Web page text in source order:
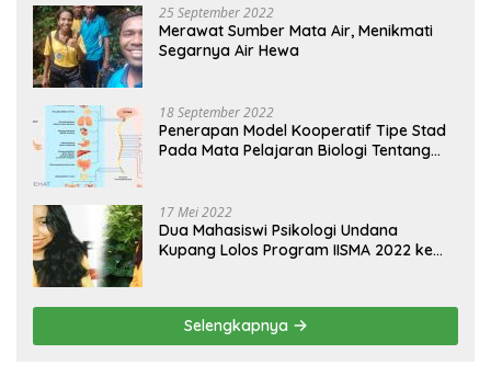
25 September 2022
Merawat Sumber Mata Air, Menikmati
Segarnya Air Hewa
18 September 2022
Penerapan Model Kooperatif Tipe Stad
Pada Mata Pelajaran Biologi Tentang
17 Mei 2022
Dua Mahasiswi Psikologi Undana
Kupang Lolos Program IISMA 2022 ke
Selengkapnya